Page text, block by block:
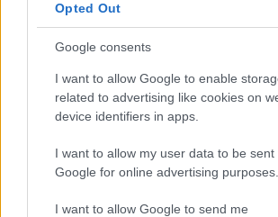
Opted Out
Google consents
I want to allow Google to enable
related to advertising like cookies on
device identifiers in apps.
I want to allow my user data to be sent
Google for online advertising purposes.
I want to allow Google to send me
Csak egy válsággal lehet
a pénzügyi tróntól!
PÉNZÜGY 4 órája